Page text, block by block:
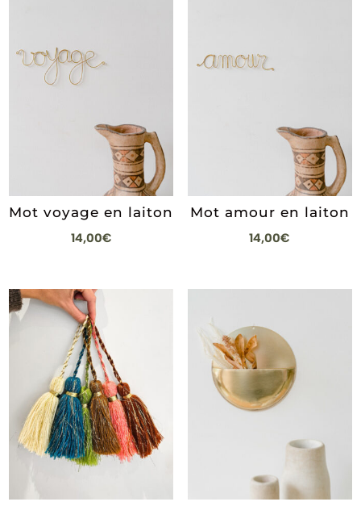
Mot voyage en laiton
14,00€
Mot amour en laiton
14,00€